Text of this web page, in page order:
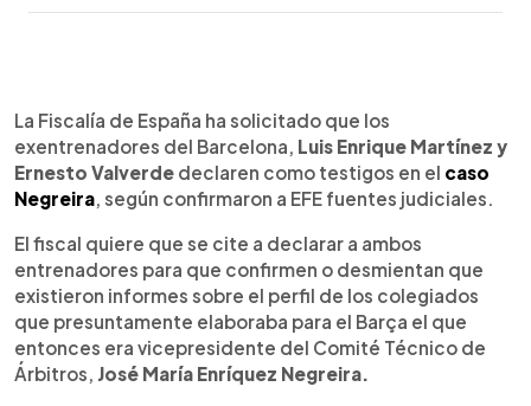
► Escuchar artículo
La Fiscalía de España ha solicitado que los
exentrenadores del Barcelona, Luis Enrique Martínez y
Ernesto Valverde declaren como testigos en el caso
Negreira, según confirmaron a EFE fuentes judiciales.
El fiscal quiere que se cite a declarar a ambos
entrenadores para que confirmen o desmientan que
existieron informes sobre el perfil de los colegiados
que presuntamente elaboraba para el Barça el que
entonces era vicepresidente del Comité Técnico de
Árbitros, José María Enríquez Negreira.